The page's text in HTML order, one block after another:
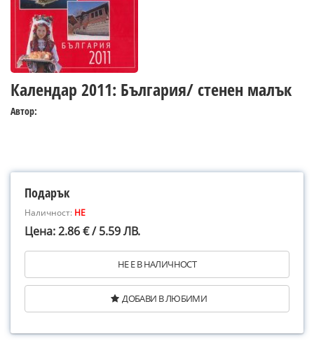
Календар 2011: България/ стенен малък
Автор:
Подарък
Наличност: НЕ
Цена: 2.86 € / 5.59 ЛВ.
НЕ Е В НАЛИЧНОСТ
ДОБАВИ В ЛЮБИМИ